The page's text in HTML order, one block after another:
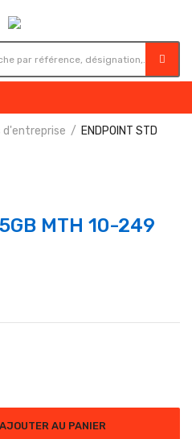
d'entreprise
ENDPOINT STD
MTH 10-249
AJOUTER AU PANIER